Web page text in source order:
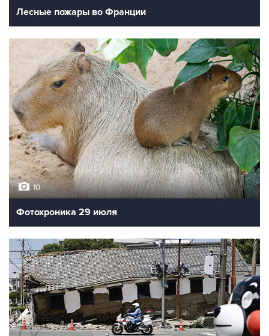
Лесные пожары во Франции
10
Фотохроника 29 июля